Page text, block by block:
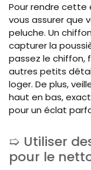
Pour rendre cette
vous assurer que
peluche. Un
capturer la
passez le
autres petits
loger. De plus,
haut en bas,
pour un éclat
Utiliser
pour le